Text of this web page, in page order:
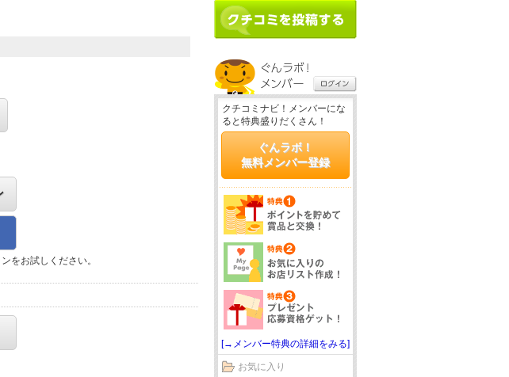
をお試しください。
クチコミナビ！メンバーにな
ると特典盛りだくさん！
ぐんラボ！
無料メンバー登録
[→メンバー特典の詳細をみる]
お気に入り